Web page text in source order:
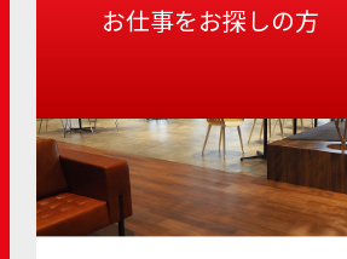
お仕事をお探しの方